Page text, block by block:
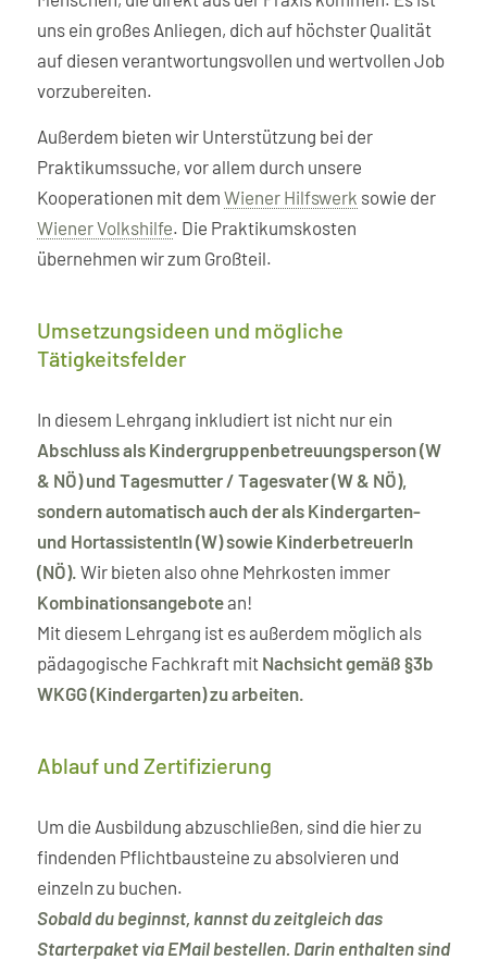
uns ein großes Anliegen, dich auf höchster Qualität
auf diesen verantwortungsvollen und wertvollen Job
vorzubereiten.
Außerdem bieten wir Unterstützung bei der
Praktikumssuche, vor allem durch unsere
Kooperationen mit dem Wiener Hilfswerk sowie der
Wiener Volkshilfe. Die Praktikumskosten
übernehmen wir zum Großteil.
Umsetzungsideen und mögliche
Tätigkeitsfelder
In diesem Lehrgang inkludiert ist nicht nur ein
Abschluss als Kindergruppenbetreuungsperson (W
& NÖ) und Tagesmutter / Tagesvater (W & NÖ),
sondern automatisch auch der als Kindergarten-
und HortassistentIn (W) sowie KinderbetreuerIn
(NÖ). Wir bieten also ohne Mehrkosten immer
Kombinationsangebotean!
Mit diesem Lehrgang ist es außerdem möglich als
pädagogische Fachkraft mit Nachsicht gemäß §3b
WKGG (Kindergarten) zu arbeiten.
Ablauf und Zertifizierung
Um die Ausbildung abzuschließen, sind die hier zu
findenden Pflichtbausteine zu absolvieren und
einzeln zu buchen.
Sobald du beginnst, kannst du zeitgleich das
Starterpaket via EMail bestellen. Darin enthalten sind